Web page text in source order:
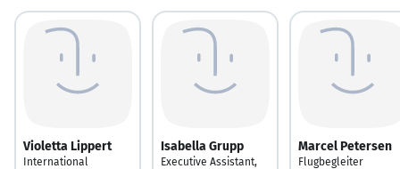
Violetta Lippert
International
Isabella Grupp
Executive Assistant,
Marcel Petersen
Flugbegleiter